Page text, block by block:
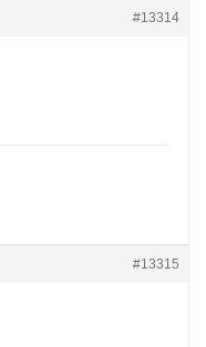
#13314
#13315